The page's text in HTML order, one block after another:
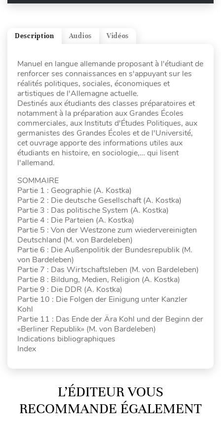
Vidéos
Audios
Description
Manuel en langue allemande proposant à l'étudiant de
renforcer ses connaissances en s'appuyant sur les
réalités politiques, sociales, économiques et
artistiques de l'Allemagne actuelle.
Destinés aux étudiants des classes préparatoires et
notamment à la préparation aux Grandes Écoles
commerciales, aux Instituts d'Études Politiques, aux
germanistes des Grandes Écoles et de l'Université,
cet ouvrage apporte des informations utiles aux
étudiants en histoire, en sociologie,… qui lisent
l'allemand.
SOMMAIRE
Partie 1 : Geographie (A. Kostka)
Partie 2 : Die deutsche Gesellschaft (A. Kostka)
Partie 3 : Das politische System (A. Kostka)
Partie 4 : Die Parteien (A. Kostka)
Partie 5 : Von der Westzone zum wiedervereinigten
Deutschland (M. von Bardeleben)
Partie 6 : Die Außenpolitik der Bundesrepublik (M.
von Bardeleben)
Partie 7 : Das Wirtschaftsleben (M. von Bardeleben)
Partie 8 : Bildung, Medien, Religion (A. Kostka)
Partie 9 : Die DDR (A. Kostka)
Partie 10 : Die Folgen der Einigung unter Kanzler
Kohl
Partie 11 : Das Ende der Ära Kohl und der Beginn der
«Berliner Republik» (M. von Bardeleben)
Indications bibliographiques
Index
L’ÉDITEUR VOUS
RECOMMANDE ÉGALEMENT